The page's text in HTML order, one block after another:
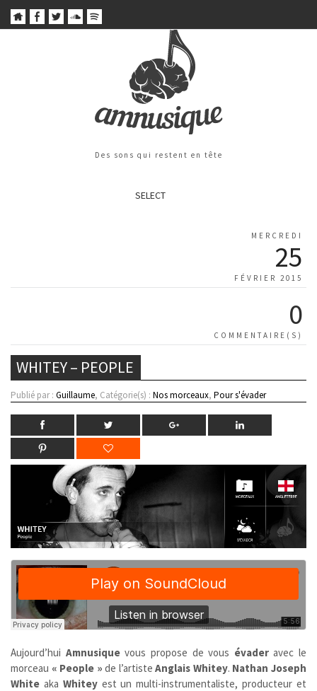
Des sons qui restent en tête
SELECT
MERCREDI
25
FÉVRIER 2015
0
COMMENTAIRE(S)
WHITEY – PEOPLE
Publié par : Guillaume, Catégorie(s) : Nos morceaux, Pour s'évader
Aujourd’hui Amnusiquevous propose de vous évaderavec le
morceau « People » de l’artisteAnglais Whitey. Nathan Joseph
White aka Whiteyest un multi-instrumentaliste, producteur et